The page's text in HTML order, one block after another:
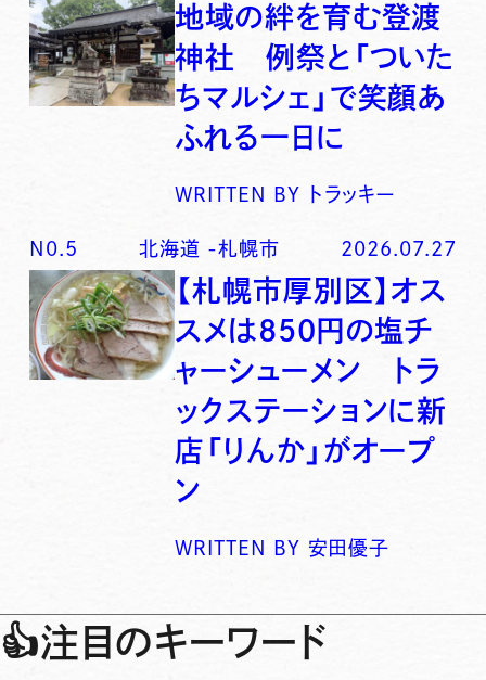
地域の絆を育む登渡
神社 例祭と「ついた
ちマルシェ」で笑顔あ
ふれる一日に
WRITTEN BY トラッキー
N0. 5 北海道 -札幌市 2026.07.27
【札幌市厚別区】オス
スメは850円の塩チ
ャーシューメン トラ
ックステーションに新
店「りんか」がオープ
ン
WRITTEN BY 安田優子
👍注目のキーワード